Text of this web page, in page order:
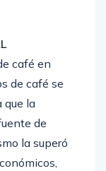
café en
de café se
que la
de
la superó